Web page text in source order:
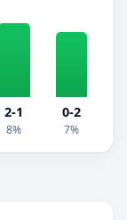
2-1
8%
0-2
7%